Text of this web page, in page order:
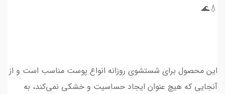
💧🌊
این محصول برای شستشوی روزانه انواع پوست مناسب است و از
آنجایی که هیچ عنوان ایجاد حساسیت و خشکی نمی‌کند، به